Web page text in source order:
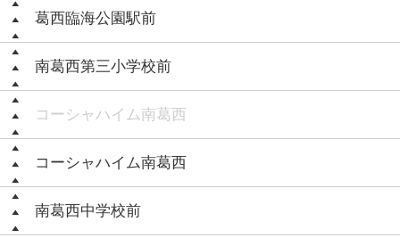
葛西臨海公園駅前
南葛西第三小学校前
コーシャハイム南葛西
コーシャハイム南葛西
南葛西中学校前